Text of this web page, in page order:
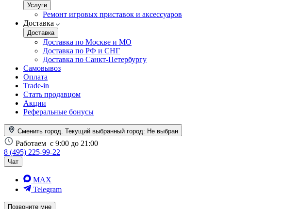
Услуги
Ремонт игровых приставок и аксессуаров
Доставка
Доставка
Доставка по Москве и МО
Доставка по РФ и СНГ
Доставка по Санкт-Петербургу
Самовывоз
Оплата
Trade-in
Стать продавцом
Акции
Реферальные бонусы
Сменить город. Текущий выбранный город: Не выбран
Работаем с 9:00 до 21:00
8 (495) 225-99-22
Чат
MAX
Telegram
Позвоните мне